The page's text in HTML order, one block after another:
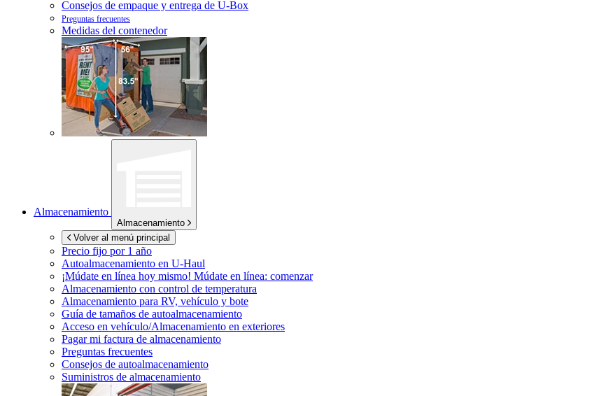
Consejos de empaque y entrega de U-Box
Preguntas frecuentes
Medidas del contenedor
Almacenamiento
Almacenamiento
Volver al menú principal
Precio fijo por 1 año
Autoalmacenamiento en U-Haul
¡Múdate en línea hoy mismo! Múdate en línea: comenzar
Almacenamiento con control de temperatura
Almacenamiento para RV, vehículo y bote
Guía de tamaños de autoalmacenamiento
Acceso en vehículo/Almacenamiento en exteriores
Pagar mi factura de almacenamiento
Preguntas frecuentes
Consejos de autoalmacenamiento
Suministros de almacenamiento